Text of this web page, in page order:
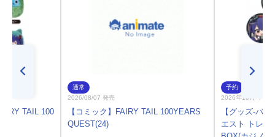
TAIL 100
通常
2026/08/07 発売
【コミック】FAIRY TAIL 100YEARS
QUEST(24)
予約
2026年10月 中 発
【グッズ-バ
エスト トレー